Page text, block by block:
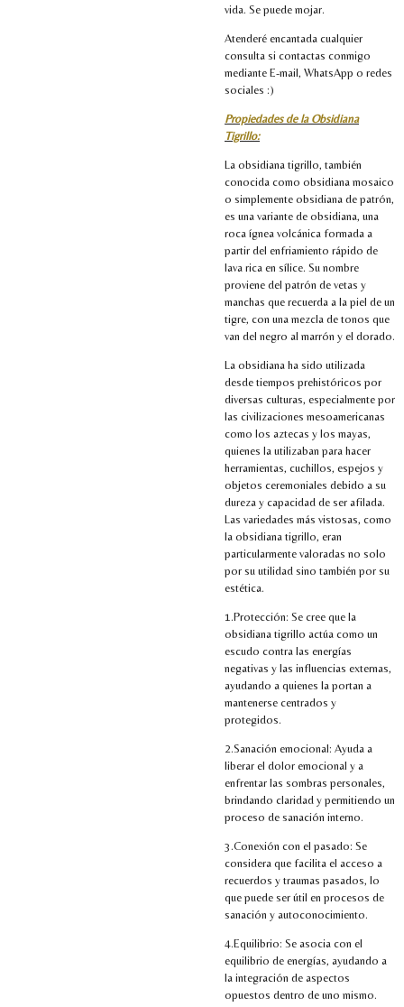
vida. Se puede mojar.
Atenderé encantada cualquier
consulta si contactas conmigo
mediante E-mail, WhatsApp o redes
sociales :)
Propiedades de la Obsidiana
Tigrillo:
La obsidiana tigrillo, también
conocida como obsidiana mosaico
o simplemente obsidiana de patrón,
es una variante de obsidiana, una
roca ígnea volcánica formada a
partir del enfriamiento rápido de
lava rica en sílice. Su nombre
proviene del patrón de vetas y
manchas que recuerda a la piel de un
tigre, con una mezcla de tonos que
van del negro al marrón y el dorado.
La obsidiana ha sido utilizada
desde tiempos prehistóricos por
diversas culturas, especialmente por
las civilizaciones mesoamericanas
como los aztecas y los mayas,
quienes la utilizaban para hacer
herramientas, cuchillos, espejos y
objetos ceremoniales debido a su
dureza y capacidad de ser afilada.
Las variedades más vistosas, como
la obsidiana tigrillo, eran
particularmente valoradas no solo
por su utilidad sino también por su
estética.
1.Protección: Se cree que la
obsidiana tigrillo actúa como un
escudo contra las energías
negativas y las influencias externas,
ayudando a quienes la portan a
mantenerse centrados y
protegidos.
2.Sanación emocional: Ayuda a
liberar el dolor emocional y a
enfrentar las sombras personales,
brindando claridad y permitiendo un
proceso de sanación interno.
3.Conexión con el pasado: Se
considera que facilita el acceso a
recuerdos y traumas pasados, lo
que puede ser útil en procesos de
sanación y autoconocimiento.
4.Equilibrio: Se asocia con el
equilibrio de energías, ayudando a
la integración de aspectos
opuestos dentro de uno mismo.